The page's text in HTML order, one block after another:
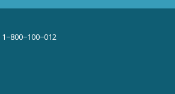
1−800−100−012